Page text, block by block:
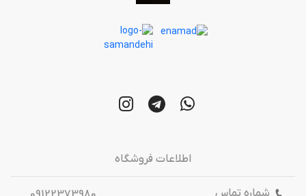
اطلاعات فروشگاه
شماره تماس